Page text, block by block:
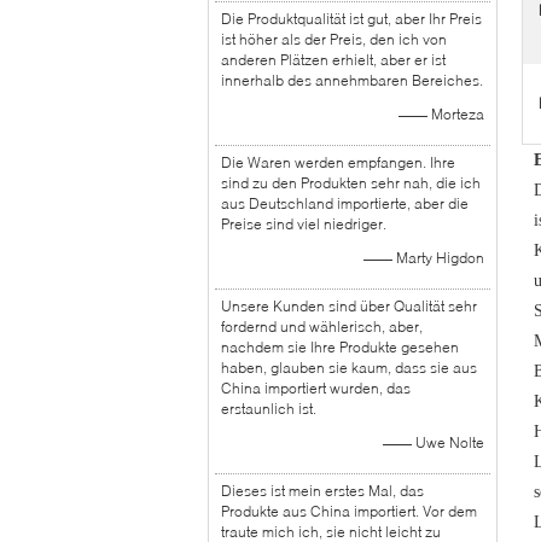
Die Produktqualität ist gut, aber Ihr Preis
ist höher als der Preis, den ich von
anderen Plätzen erhielt, aber er ist
innerhalb des annehmbaren Bereiches.
—— Morteza
Die Waren werden empfangen. Ihre
sind zu den Produkten sehr nah, die ich
aus Deutschland importierte, aber die
Preise sind viel niedriger.
—— Marty Higdon
Unsere Kunden sind über Qualität sehr
fordernd und wählerisch, aber,
nachdem sie Ihre Produkte gesehen
haben, glauben sie kaum, dass sie aus
China importiert wurden, das
erstaunlich ist.
—— Uwe Nolte
Dieses ist mein erstes Mal, das
Produkte aus China importiert. Vor dem
traute mich ich, sie nicht leicht zu